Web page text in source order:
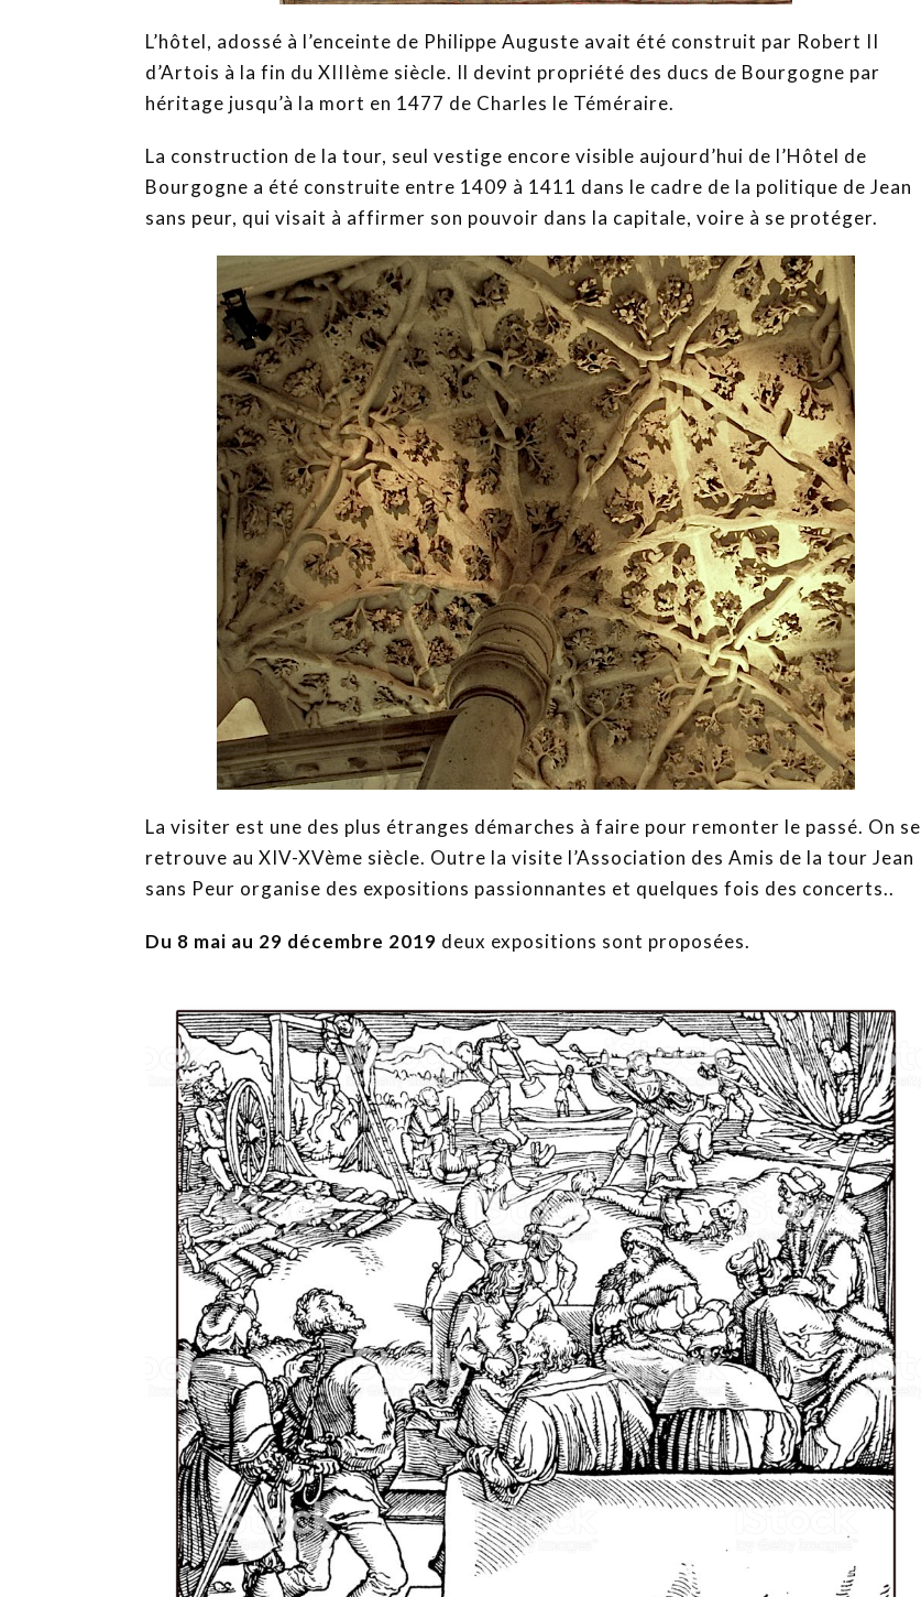
L’hôtel, adossé à l’enceinte de Philippe Auguste avait été construit par Robert II
d’Artois à la fin du XIIIème siècle. Il devint propriété des ducs de Bourgogne par
héritage jusqu’à la mort en 1477 de Charles le Téméraire.
La construction de la tour, seul vestige encore visible aujourd’hui de l’Hôtel de
Bourgogne a été construite entre 1409 à 1411 dans le cadre de la politique de Jean
sans peur, qui visait à affirmer son pouvoir dans la capitale, voire à se protéger.
La visiter est une des plus étranges démarches à faire pour remonter le passé. On se
retrouve au XIV-XVème siècle. Outre la visite l’Association des Amis de la tour Jean
sans Peur organise des expositions passionnantes et quelques fois des concerts..
Du 8 mai au 29 décembre 2019 deux expositions sont proposées.